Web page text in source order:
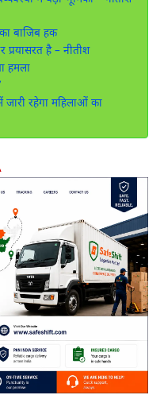
बाजिब हक
प्रयासरत है – नीतीश
हमला
रहेगा महिलाओं का